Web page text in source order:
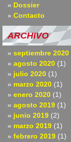
Dossier
Contacto
ARCHIVO
septiembre 2020
agosto 2020 (1)
julio 2020 (1)
marzo 2020 (1)
enero 2020 (1)
agosto 2019 (1)
junio 2019 (2)
marzo 2019 (1)
febrero 2019 (1)